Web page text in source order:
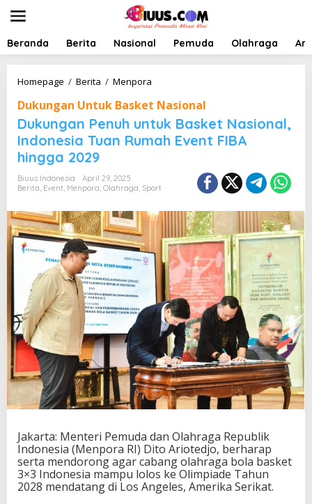
t
Beranda Berita Nasional Pemuda Olahraga
Homepage / Berita / Menpora
k
u
n
g
e
u
n
u
k
B
k
e
t
N
a
s
o
n
a
l
,
Dukungan Untuk Basket Nasional
Dukungan Penuh untuk Basket Nasional,
Indonesia Tuan Rumah Event FIBA
hingga 2029
Biuus Indonesia
April 29, 2025
Berita, Event, Menpora, Olahraga, Sport
Jakarta: Menteri Pemuda dan Olahraga Republik
Indonesia (Menpora RI) Dito Ariotedjo, berharap
serta mendorong agar cabang olahraga bola basket
3×3 Indonesia mampu lolos ke Olimpiade Tahun
2028 mendatang di Los Angeles, Amerika Serikat.